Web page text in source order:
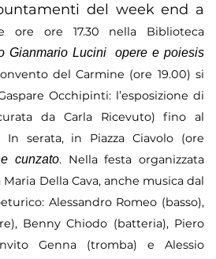
del week end a
ore ore 17.30 nella Biblioteca
Gianmario Lucini  opere e poiesis
del Carmine (ore 19.00) si
Occhipinti: l’esposizione di
da Carla Ricevuto) fino al
In serata, in Piazza Ciavolo (ore
cunzato. Nella festa organizzata
Della Cava, anche musica dal
Alessandro Romeo (basso),
Benny Chiodo (batteria), Piero
Genna (tromba) e Alessio